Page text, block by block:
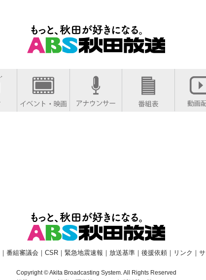
｜ 番組審議会 ｜ CSR｜ 緊急地震速報 ｜ 放送基準｜ 後援依頼｜ リンク ｜
Copyright © Akita Broadcasting System. All Rights Reserved